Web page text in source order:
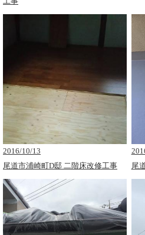
2016/10/13
尾道市浦崎町D邸 二階床改修工事
尾